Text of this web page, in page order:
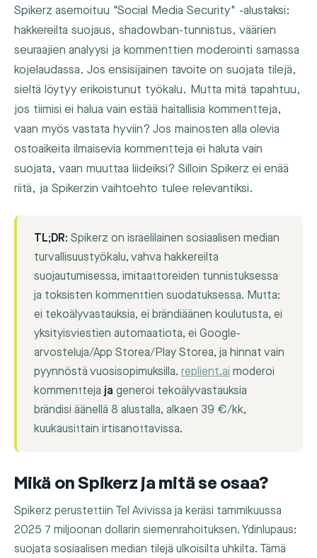
Spikerz asemoituu "Social Media Security" -alustaksi:
hakkereilta suojaus, shadowban-tunnistus, väärien
seuraajien analyysi ja kommenttien moderointi samassa
kojelaudassa. Jos ensisijainen tavoite on suojata tilejä,
sieltä löytyy erikoistunut työkalu. Mutta mitä tapahtuu,
jos tiimisi ei halua vain estää haitallisia kommentteja,
vaan myös vastata hyviin? Jos mainosten alla olevia
ostoaikeita ilmaisevia kommentteja ei haluta vain
suojata, vaan muuttaa liideiksi? Silloin Spikerz ei enää
riitä, ja Spikerzin vaihtoehto tulee relevantiksi.
TL;DR: Spikerz on israelilainen sosiaalisen median
turvallisuustyökalu, vahva hakkereilta
suojautumisessa, imitaattoreiden tunnistuksessa
ja toksisten kommenttien suodatuksessa. Mutta:
ei tekoälyvastauksia, ei brändiäänen koulutusta, ei
yksityisviestien automaatiota, ei Google-
arvosteluja/App Storea/Play Storea, ja hinnat vain
pyynnöstä vuosisopimuksilla. replient.ai moderoi
kommentteja ja generoi tekoälyvastauksia
brändisi äänellä 8 alustalla, alkaen 39 €/kk,
kuukausittain irtisanottavissa.
Mikä on Spikerz ja mitä se osaa?
Spikerz perustettiin Tel Avivissa ja keräsi tammikuussa
2025 7 miljoonan dollarin siemenrahoituksen. Ydinlupaus:
suojata sosiaalisen median tilejä ulkoisilta uhkilta. Tämä